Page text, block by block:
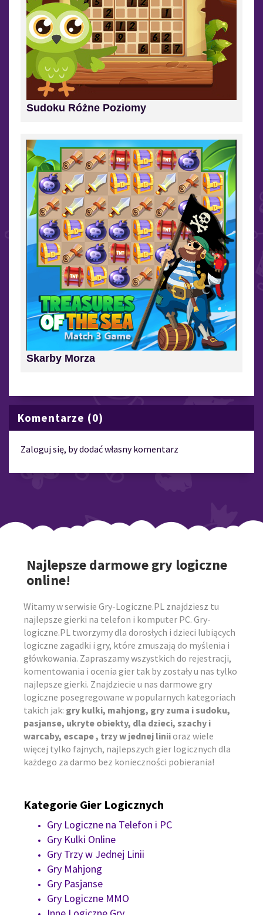
Sudoku Różne Poziomy
Skarby Morza
Komentarze (0)
Zaloguj się, by dodać własny komentarz
Najlepsze darmowe gry logiczne
online!
Witamy w serwisie Gry-Logiczne.PL znajdziesz tu
najlepsze gierki na telefon i komputer PC. Gry-
logiczne.PL tworzymy dla dorosłych i dzieci lubiących
logiczne zagadki i gry, które zmuszają do myślenia i
główkowania. Zapraszamy wszystkich do rejestracji,
komentowania i ocenia gier tak by zostały u nas tylko
najlepsze gierki. Znajdziecie u nas darmowe gry
logiczne posegregowane w popularnych kategoriach
takich jak: gry kulki, mahjong, gry zuma i sudoku,
pasjanse, ukryte obiekty, dla dzieci, szachy i
warcaby, escape , trzy w jednej liniioraz wiele
więcej tylko fajnych, najlepszych gier logicznych dla
każdego za darmo bez konieczności pobierania!
Kategorie Gier Logicznych
Gry Logiczne na Telefon i PC
Gry Kulki Online
Gry Trzy w Jednej Linii
Gry Mahjong
Gry Pasjanse
Gry Logiczne MMO